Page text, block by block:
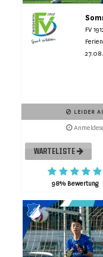
FV
LEIDER
WARTELISTE
98% Bewertung